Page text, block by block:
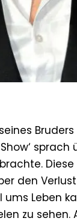
den
Leben
zu